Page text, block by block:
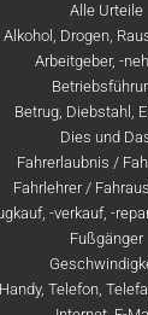
Alle Urteile
Alkohol, Drogen,
Arbeitgeber, -
Betrug, Diebstahl,
Dies und
Fahrerlaubnis /
Fahrlehrer /
-verkauf, -
Fußgänger
Telefon,